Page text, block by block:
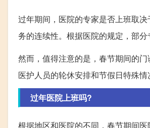
过年期间，医院的专家是否上班取
务的连续性。根据医院的规定，部
然而，值得注意的是，春节期间的门
医护人员的轮休安排和节假日特殊
过年医院上班吗?
根据地区和医院的不同，春节期间医